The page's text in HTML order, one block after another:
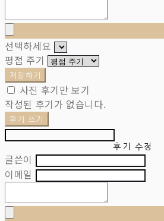
선택하세요
평점 주기
저장하기
사진 후기만 보기
작성된 후기가 없습니다.
후기 쓰기
후기 수정
글쓴이
이메일